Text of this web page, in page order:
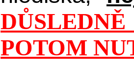
POTOM